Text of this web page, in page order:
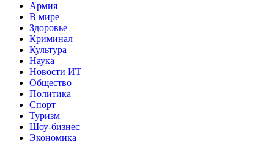
Армия
В мире
Здоровье
Криминал
Культура
Наука
Новости ИТ
Общество
Политика
Спорт
Туризм
Шоу-бизнес
Экономика